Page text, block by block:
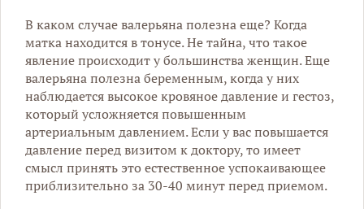
В каком случае валерьяна полезна еще? Когда
матка находится в тонусе. Не тайна, что такое
явление происходит у большинства женщин. Еще
валерьяна полезна беременным, когда у них
наблюдается высокое кровяное давление и гестоз,
который усложняется повышенным
артериальным давлением. Если у вас повышается
давление перед визитом к доктору, то имеет
смысл принять это естественное успокаивающее
приблизительно за 30-40 минут перед приемом.